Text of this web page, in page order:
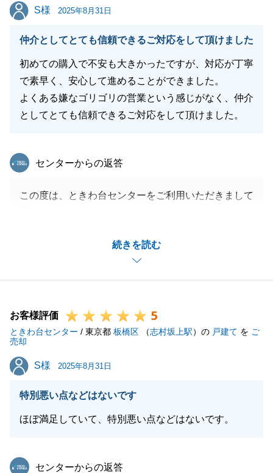
S様
S様 2025年8月31日
仲介としてとても信頼できるご対応をして頂けました
初めての購入で不安も大きかったですが、対応が丁寧
で素早く、安心して進めることができました。
よくある嫌なゴリゴリの営業という感じがなく、仲介
としてとても信頼できるご対応をして頂けました。
続きを読む
東急リバブル
センターからの返答
この度は、ときわ台センターをご利用いただきまして
またお役にたてたこと大変光栄でございます。
Ｓ様は不動産ご購入が初めてとのことでしたので、
色々とご不安があったことと存じます。
からお引渡しまでのお手続き等、わかりやすくご説明
することを心掛けておりました。
お褒めのお言葉をいただき、大変嬉しく思います。
今後も不動産のことでご相談やご依頼事項等ございま
げます。
お客様評価 5
ときわ台センター / 東京都 板橋区 （志村坂上駅）の 戸建て を ご
売却
S様
S様 2025年8月31日
特別悪い点などはないです
ほぼ満足していて、特別悪い点などはないです。
東急リバブル
センターからの返答